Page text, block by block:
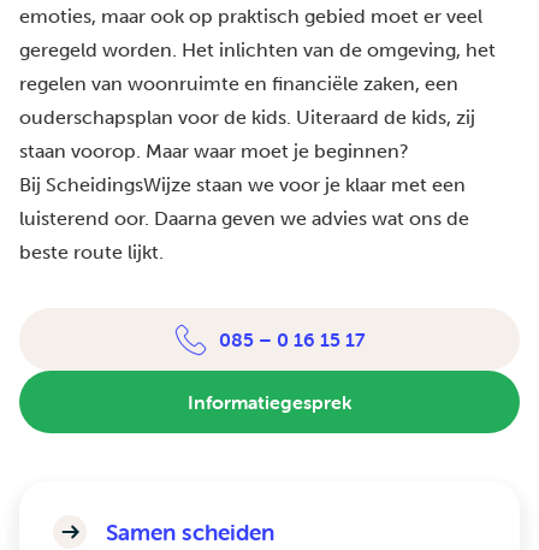
emoties, maar ook op praktisch gebied moet er veel
geregeld worden. Het inlichten van de omgeving, het
regelen van woonruimte en financiële zaken, een
ouderschapsplan voor de kids. Uiteraard de kids, zij
staan voorop. Maar waar moet je beginnen?
Bij ScheidingsWijze staan we voor je klaar met een
luisterend oor. Daarna geven we advies wat ons de
beste route lijkt.
085 – 0 16 15 17
Informatiegesprek
Samen scheiden